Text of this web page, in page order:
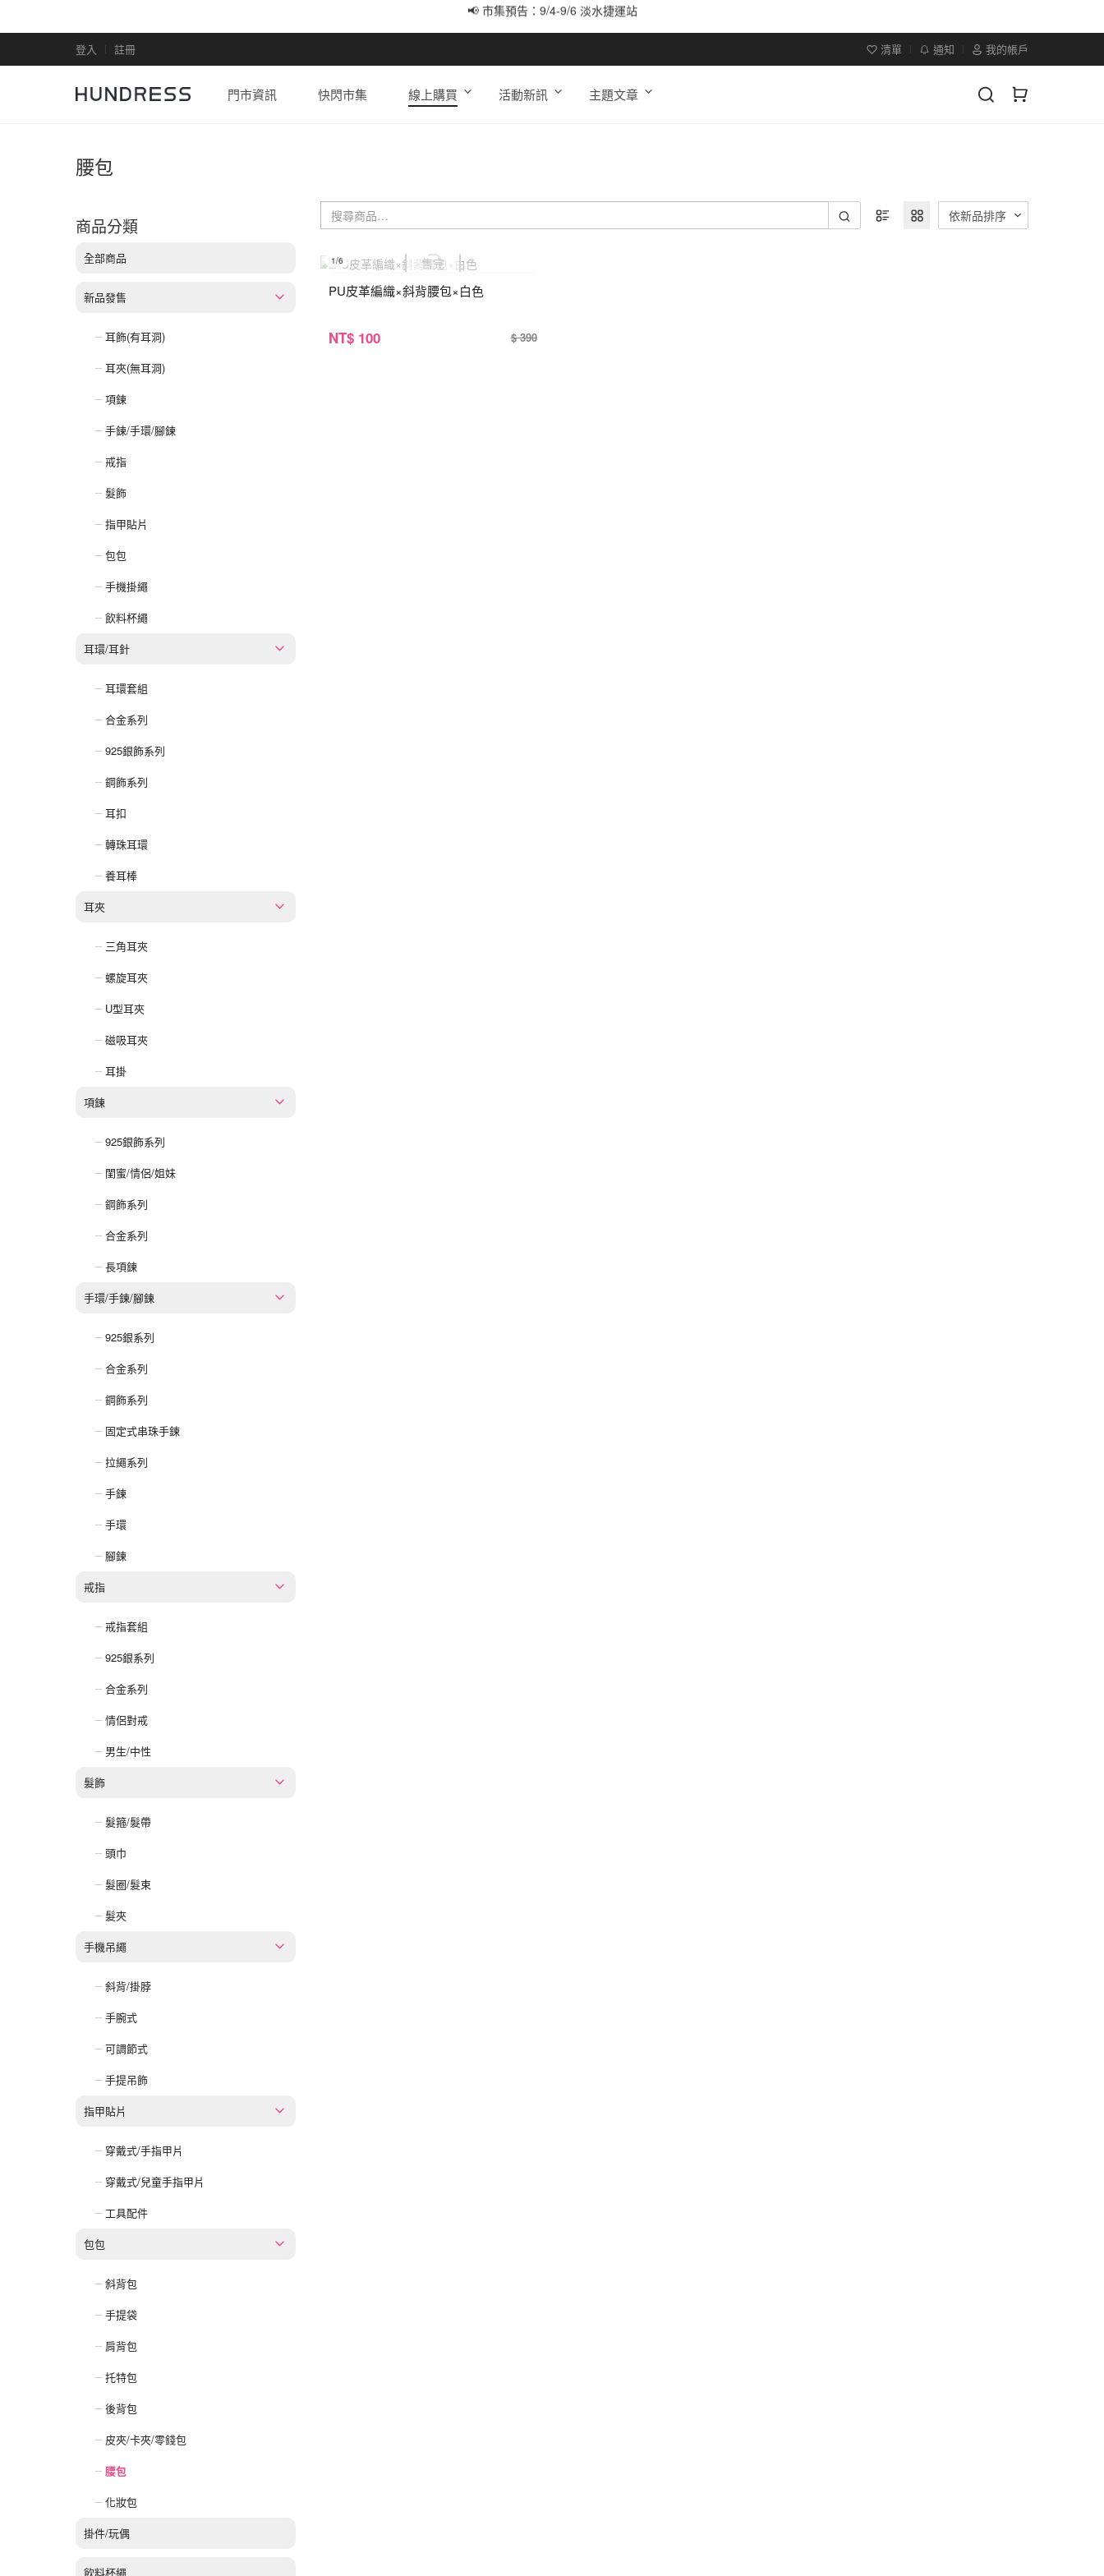
📢 市集預告：9/12-9/13 八里海巡基地
登入 註冊 清單 通知 我的帳戶
門市資訊 快閃市集 線上購買 活動新訊 主題文章
腰包
商品分類
全部商品
新品發售
耳飾(有耳洞)
耳夾(無耳洞)
項鍊
手鍊/手環/腳鍊
戒指
髮飾
指甲貼片
包包
手機掛繩
飲料杯繩
耳環/耳針
耳環套組
合金系列
925銀飾系列
鋼飾系列
耳扣
轉珠耳環
養耳棒
耳夾
三角耳夾
螺旋耳夾
U型耳夾
磁吸耳夾
耳掛
項鍊
925銀飾系列
閨蜜/情侶/姐妹
鋼飾系列
合金系列
長項鍊
手環/手鍊/腳鍊
925銀系列
合金系列
鋼飾系列
固定式串珠手鍊
拉繩系列
手鍊
手環
腳鍊
戒指
戒指套組
925銀系列
合金系列
情侶對戒
男生/中性
髮飾
髮箍/髮帶
頭巾
髮圈/髮束
髮夾
手機吊繩
斜背/掛脖
手腕式
可調節式
手提吊飾
指甲貼片
穿戴式/手指甲片
穿戴式/兒童手指甲片
工具配件
包包
斜背包
手提袋
肩背包
托特包
後背包
皮夾/卡夾/零錢包
腰包
化妝包
掛件/玩偶
飲料杯繩
依新品排序
1/6
PU皮革編織×斜背腰包×白色
NT$ 100 $ 390